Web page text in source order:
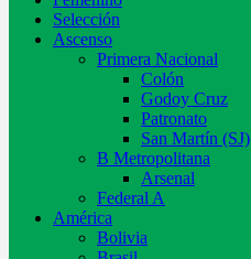
Selección
Ascenso
Primera Nacional
Colón
Godoy Cruz
Patronato
San Martín (SJ)
B Metropolitana
Arsenal
Federal A
América
Bolivia